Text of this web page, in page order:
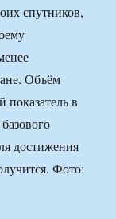
спутников,
Объём
в
достижения
Фото: